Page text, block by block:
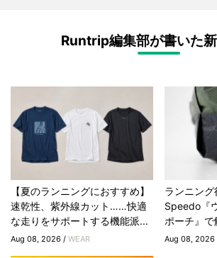
Runtrip編集部が書いた
【夏のランニングにおすすめ】
速乾性、紫外線カット……快適
な走りをサポートする機能派...
Aug 08, 2026 / WEAR
ランニング
Speedo『
ポーチ』で
Aug 08,